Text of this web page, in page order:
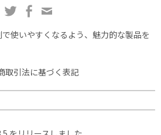
使いやすくなるよう、魅力的な製品を
取引法に基づく表記